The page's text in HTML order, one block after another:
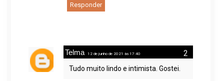
Responder
Telma 12 de junho de 2021 às 17:40
Tudo muito lindo e intimista. Gostei.